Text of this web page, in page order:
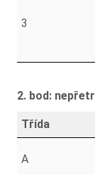
3
2. bod:
Třída
A